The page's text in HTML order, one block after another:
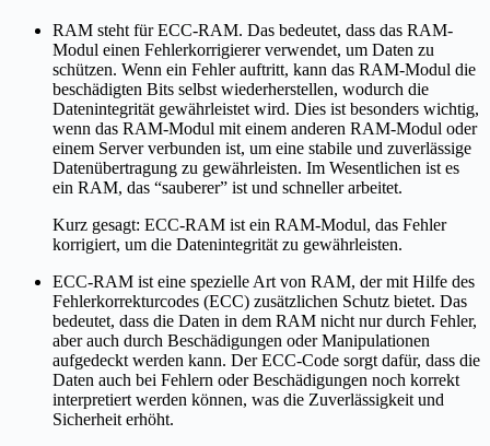
RAM steht für ECC-RAM. Das bedeutet, dass das RAM-
Modul einen Fehlerkorrigierer verwendet, um Daten zu
schützen. Wenn ein Fehler auftritt, kann das RAM-Modul die
beschädigten Bits selbst wiederherstellen, wodurch die
Datenintegrität gewährleistet wird. Dies ist besonders wichtig,
wenn das RAM-Modul mit einem anderen RAM-Modul oder
einem Server verbunden ist, um eine stabile und zuverlässige
Datenübertragung zu gewährleisten. Im Wesentlichen ist es
ein RAM, das “sauberer” ist und schneller arbeitet.
Kurz gesagt: ECC-RAM ist ein RAM-Modul, das Fehler
korrigiert, um die Datenintegrität zu gewährleisten.
ECC-RAM ist eine spezielle Art von RAM, der mit Hilfe des
Fehlerkorrekturcodes (ECC) zusätzlichen Schutz bietet. Das
bedeutet, dass die Daten in dem RAM nicht nur durch Fehler,
aber auch durch Beschädigungen oder Manipulationen
aufgedeckt werden kann. Der ECC-Code sorgt dafür, dass die
Daten auch bei Fehlern oder Beschädigungen noch korrekt
interpretiert werden können, was die Zuverlässigkeit und
Sicherheit erhöht.